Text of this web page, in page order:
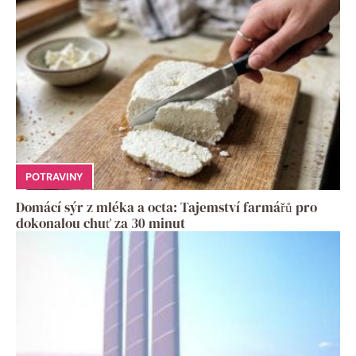
POTRAVINY
Domácí sýr z mléka a octa: Tajemství farmářů pro
dokonalou chuť za 30 minut